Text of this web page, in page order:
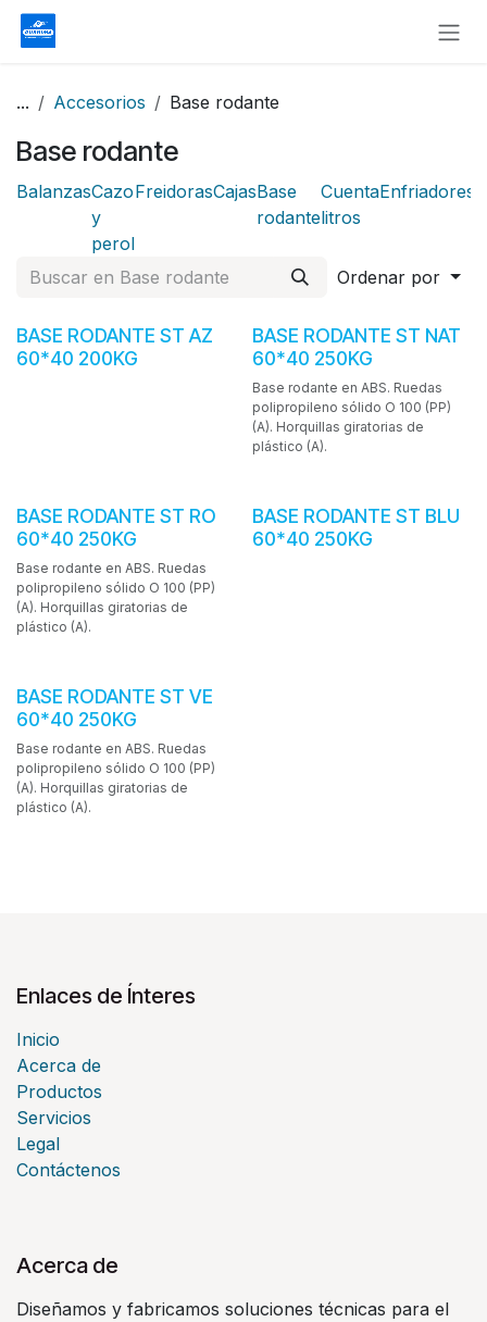
Ir al contenido
... Accesorios Base rodante
Base rodante
BalanzasCazo
y
perol
FreidorasCajasBase
rodante
Cuenta
litros
Enfriadores
Ordenar por
BASE RODANTE ST AZ
60*40 200KG
Oferta
BASE RODANTE ST NAT
60*40 250KG
Base rodante en ABS. Ruedas
polipropileno sólido O 100 (PP)
(A). Horquillas giratorias de
plástico (A).
BASE RODANTE ST RO
60*40 250KG
Base rodante en ABS. Ruedas
polipropileno sólido O 100 (PP)
(A). Horquillas giratorias de
plástico (A).
BASE RODANTE ST BLU
60*40 250KG
BASE RODANTE ST VE
60*40 250KG
Base rodante en ABS. Ruedas
polipropileno sólido O 100 (PP)
(A). Horquillas giratorias de
plástico (A).
Enlaces de Ínteres
Inicio
Acerca de
Productos
Servicios
Legal
Contáctenos
Acerca de
Diseñamos y fabricamos soluciones técnicas para el